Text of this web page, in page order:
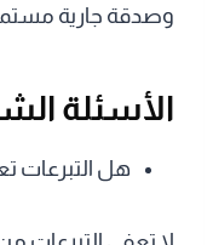
وصدقة جارية
الأسئلة
هل التبرعات